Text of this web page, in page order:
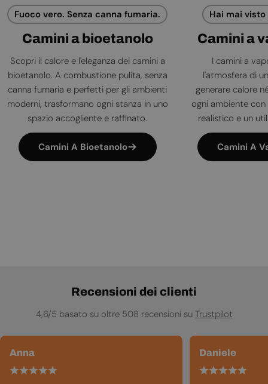
Fuoco vero. Senza canna fumaria.
Camini a bioetanolo
Scopri il calore e l'eleganza dei camini a
bioetanolo. A combustione pulita, senza
canna fumaria e perfetti per gli ambienti
moderni, trasformano ogni stanza in uno
spazio accogliente e raffinato.
Camini A Bioetanolo
Hai mai
Camini a
I camini a
l'atmosfera di
generare calore
ogni ambiente
realistico e un
Camini A
Recensioni dei clienti
4,6/5 basato su oltre 508 recensioni su Trustpilot
Anna Daniele